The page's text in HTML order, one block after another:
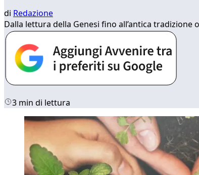
di Redazione
Dalla lettura della Genesi fino all’antica
3 min di lettura